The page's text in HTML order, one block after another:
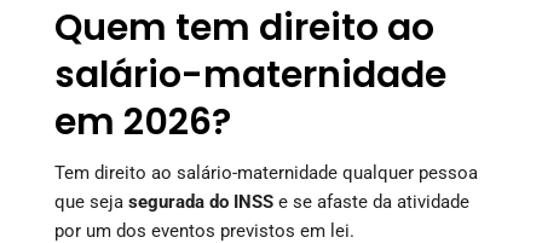
Quem tem direito ao
salário-maternidade
em 2026?
Tem direito ao salário-maternidade qualquer pessoa
que seja segurada do INSS e se afaste da atividade
por um dos eventos previstos em lei.